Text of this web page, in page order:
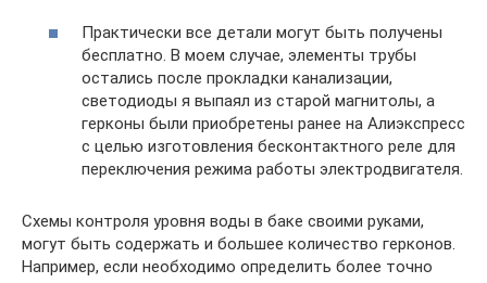
Практически все детали могут быть получены
бесплатно. В моем случае, элементы трубы
остались после прокладки канализации,
светодиоды я выпаял из старой магнитолы, а
герконы были приобретены ранее на Алиэкспресс
с целью изготовления бесконтактного реле для
переключения режима работы электродвигателя.
Схемы контроля уровня воды в баке своими руками,
могут быть содержать и большее количество герконов.
Например, если необходимо определить более точно